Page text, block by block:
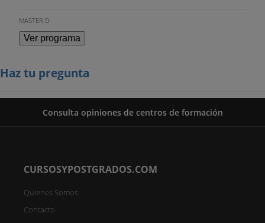
MASTER D
Ver programa
Haz tu pregunta
Consulta opiniones de centros de formación
CURSOSYPOSTGRADOS.COM
Quienes Somos
Contacto